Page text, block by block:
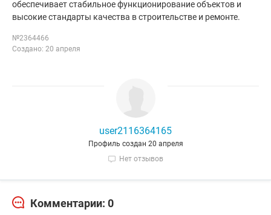
обеспечивает стабильное функционирование объектов и
высокие стандарты качества в строительстве и ремонте.
№2364466
Создано: 20 апреля
user2116364165
Профиль создан 20 апреля
Нет отзывов
Комментарии: 0